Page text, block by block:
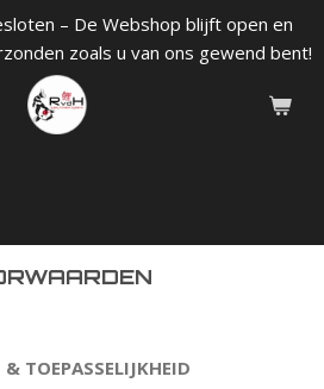
– De Webshop blijft open en
zoals u van ons gewend bent!
TOEPASSELIJKHEID